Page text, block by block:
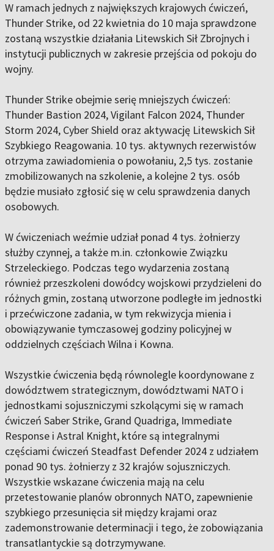
W ramach jednych z największych krajowych ćwiczeń,
Thunder Strike, od 22 kwietnia do 10 maja sprawdzone
zostaną wszystkie działania Litewskich Sił Zbrojnych i
instytucji publicznych w zakresie przejścia od pokoju do
wojny.
Thunder Strike obejmie serię mniejszych ćwiczeń:
Thunder Bastion 2024, Vigilant Falcon 2024, Thunder
Storm 2024, Cyber Shield oraz aktywację Litewskich Sił
Szybkiego Reagowania. 10 tys. aktywnych rezerwistów
otrzyma zawiadomienia o powołaniu, 2,5 tys. zostanie
zmobilizowanych na szkolenie, a kolejne 2 tys. osób
będzie musiało zgłosić się w celu sprawdzenia danych
osobowych.
W ćwiczeniach weźmie udział ponad 4 tys. żołnierzy
służby czynnej, a także m.in. członkowie Związku
Strzeleckiego. Podczas tego wydarzenia zostaną
również przeszkoleni dowódcy wojskowi przydzieleni do
różnych gmin, zostaną utworzone podległe im jednostki
i przećwiczone zadania, w tym rekwizycja mienia i
obowiązywanie tymczasowej godziny policyjnej w
oddzielnych częściach Wilna i Kowna.
Wszystkie ćwiczenia będą równolegle koordynowane z
dowództwem strategicznym, dowództwami NATO i
jednostkami sojuszniczymi szkolącymi się w ramach
ćwiczeń Saber Strike, Grand Quadriga, Immediate
Response i Astral Knight, które są integralnymi
częściami ćwiczeń Steadfast Defender 2024 z udziałem
ponad 90 tys. żołnierzy z 32 krajów sojuszniczych.
Wszystkie wskazane ćwiczenia mają na celu
przetestowanie planów obronnych NATO, zapewnienie
szybkiego przesunięcia sił między krajami oraz
zademonstrowanie determinacji i tego, że zobowiązania
transatlantyckie są dotrzymywane.